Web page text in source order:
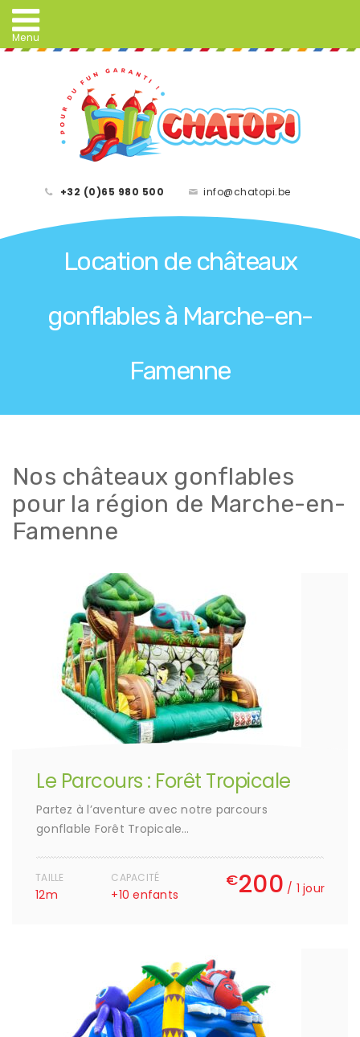
+32 (0)65 980 500 info@chatopi.be
Location de châteaux
gonflables à Marche-en-
Famenne
Nos châteaux gonflables
pour la région de Marche-en-
Famenne
Le Parcours : Forêt Tropicale
Partez à l’aventure avec notre parcours
gonflable Forêt Tropicale…
TAILLE
12m
CAPACITÉ
+10 enfants
€200 / 1 jour